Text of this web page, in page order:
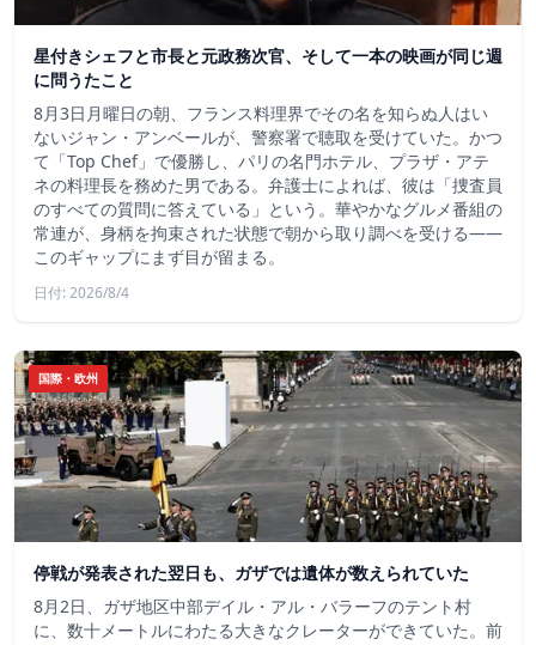
星付きシェフと市長と元政務次官、そして一本の映画が同じ週
に問うたこと
8月3日月曜日の朝、フランス料理界でその名を知らぬ人はい
ないジャン・アンベールが、警察署で聴取を受けていた。かつ
て「Top Chef」で優勝し、パリの名門ホテル、プラザ・アテ
ネの料理長を務めた男である。弁護士によれば、彼は「捜査員
のすべての質問に答えている」という。華やかなグルメ番組の
常連が、身柄を拘束された状態で朝から取り調べを受ける――
このギャップにまず目が留まる。
日付: 2026/8/4
国際・欧州
停戦が発表された翌日も、ガザでは遺体が数えられていた
8月2日、ガザ地区中部デイル・アル・バラーフのテント村
に、数十メートルにわたる大きなクレーターができていた。前